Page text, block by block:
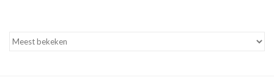
Onderdelen bakwanden